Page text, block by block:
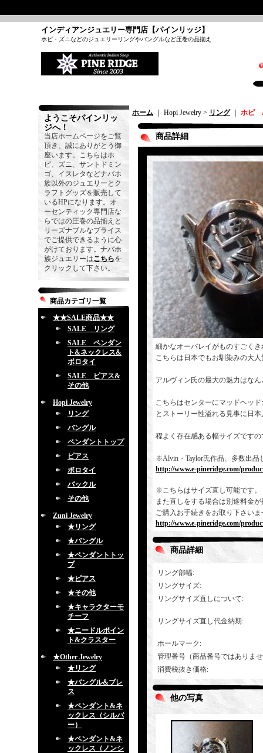
インディアンジュエリー専門店【パインリッジ】
ホピ・ズニなどのジュエリーリングやバングルなど圧巻の品揃え
ようこそパインリッ
ジへ！
当店ホームページをご覧
頂き、誠にありがとう御
座います。こちらはホ
ピ、ズニ、サントドミン
ゴ、イスレタなどナバホ
族以外のジュエリーとク
ラフトグッズを販売して
いるHPになります。オ
ーセンティック専門店な
らではの圧巻の品揃えと
リーズナブルなプライス
でご提供できるように心
がけております。ナバホ
族ジュエリーはこちらを
クリックして下さい。
商品カテゴリ一覧
★★SALE商品★★
SALE リング
SALE ペンダン
ト&ネックレス&
ボロタイ
SALE ピアス&
その他
Hopi Jewelry
リング
バングル
ペンダントトップ
ピアス
ボロタイ
バックル
その他
Zuni Jewelry
★リング
★バングル
★ペンダントトッ
プ
★ピアス
★その他
★キャラクターモ
チーフ
★ニードルポイン
ト&クラスター
★Other Jewelry
★リング
★バングル&ブレ
ス
★ペンダント&ネ
ックレス（シルバ
ー）
★ペンダント&ネ
ックレス（ノンシ
ホーム ｜ Hopi Jewelry > リング｜ ホピ
商品詳細
細かなオーバレイがものすごく
こちらは日本でもお馴染みの大
アルヴィン氏の最大の魅力はな
こちらはセンターにマッドヘッ
とストーリー性溢れる見事に日
程よく存在感ある幅サイズです
※Alvin・Taylor氏作品、多数出品
http://www.e-pineridge.com/
※こちらはサイズ直し可能です
また直しをする場合は別途料金
ご購入お手続きをお取り下さいま
http://www.e-pineridge.com/
商品詳細
リング部幅:
リングサイズ:
リングサイズ直しについて:
リングサイズ直し代金納期:
ホールマーク :
管理番号（商品番号ではありま
消費税抜き価格:
他の写真